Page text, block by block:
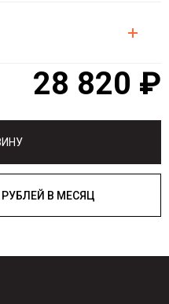
28 820 ₽
РАССРОЧКА ОТ 1000 РУБЛЕЙ В МЕСЯЦ